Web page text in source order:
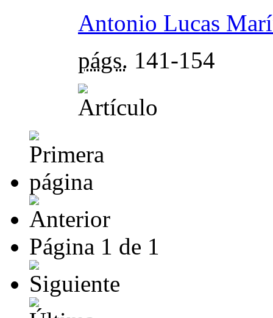
Antonio Lucas
págs. 141-154
Página 1 de 1